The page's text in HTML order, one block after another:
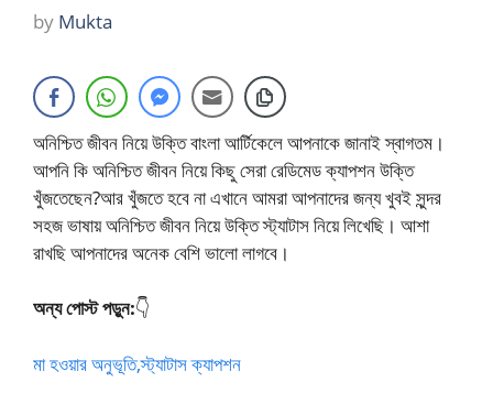
by Mukta
অনিশ্চিত জীবন নিয়ে উক্তি বাংলা আর্টিকেলে আপনাকে জানাই স্বাগতম।
আপনি কি অনিশ্চিত জীবন নিয়ে কিছু সেরা রেডিমেড ক্যাপশন উক্তি
খুঁজতেছেন?আর খুঁজতে হবে না এখানে আমরা আপনাদের জন্য খুবই সুন্দর
সহজ ভাষায় অনিশ্চিত জীবন নিয়ে উক্তি স্ট্যাটাস নিয়ে লিখেছি। আশা
রাখছি আপনাদের অনেক বেশি ভালো লাগবে।
অন্য পোস্ট পড়ুন:👇
মা হওয়ার অনুভূতি,স্ট্যাটাস ক্যাপশন